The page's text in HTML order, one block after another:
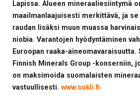
Lapissa. Alueen mineraaliesiintymä
maailmanlaajuisesti merkittävä, ja
raudan lisäksi muun muassa
niobia. Varantojen hyödyntäminen
Euroopan raaka-aineomavaraisuutta.
Finnish Minerals Group -konserniin,
on maksimoida suomalaisten
vastuullisesti. www.sokli.fi